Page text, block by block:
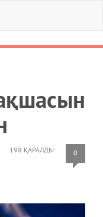
198 ҚАРАЛДЫ 0